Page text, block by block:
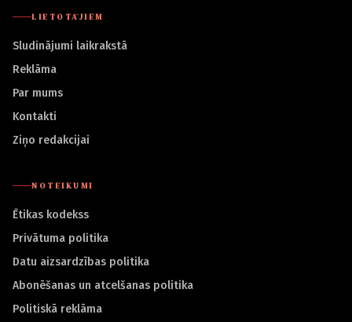
LIETOTĀJIEM
Sludinājumi laikrakstā
Reklāma
Par mums
Kontakti
Ziņo redakcijai
NOTEIKUMI
Ētikas kodekss
Privātuma politika
Datu aizsardzības politika
Abonēšanas un atcelšanas politika
Politiskā reklāma